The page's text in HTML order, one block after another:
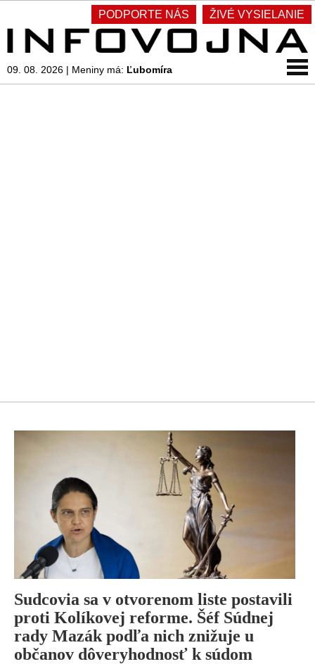
PODPORTE NÁS ŽIVÉ VYSIELANIE
09. 08. 2026 | Meniny má: Ľubomíra
Sudcovia sa v otvorenom liste postavili
proti Kolíkovej reforme. Šéf Súdnej
rady Mazák podľa nich znižuje u
občanov dôveryhodnosť k súdom